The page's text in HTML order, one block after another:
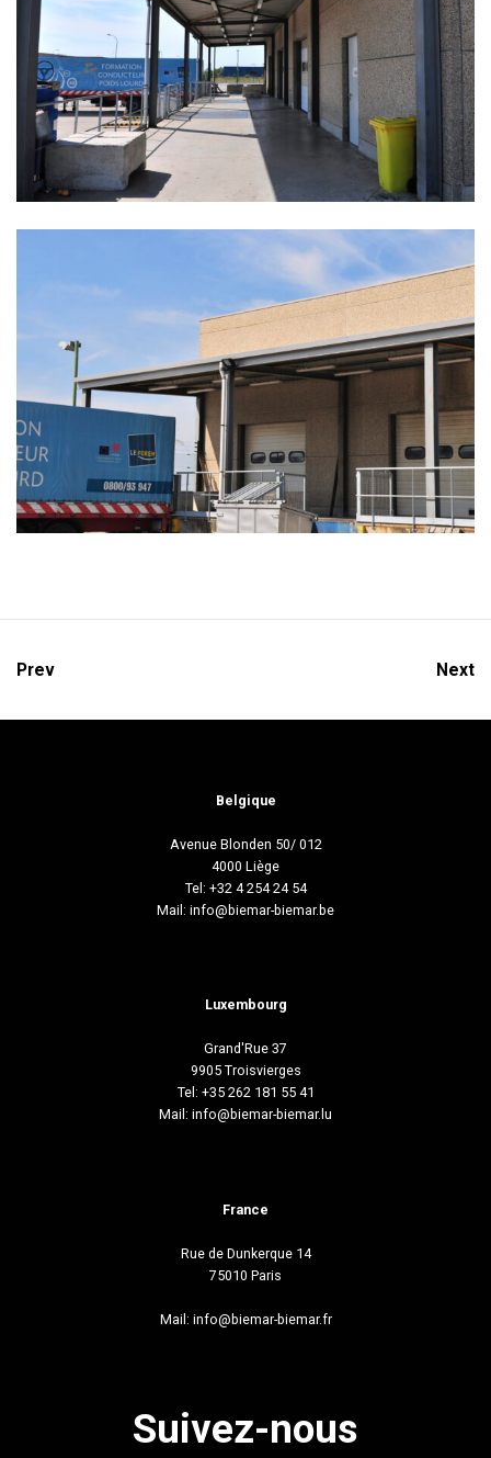
Prev Next
Belgique
Avenue Blonden 50/ 012
4000 Liège
Tel: +32 4 254 24 54
Mail: info@biemar-biemar.be
Luxembourg
Grand'Rue 37
9905 Troisvierges
Tel: +35 262 181 55 41
Mail: info@biemar-biemar.lu
France
Rue de Dunkerque 14
75010 Paris
Mail: info@biemar-biemar.fr
Suivez-nous